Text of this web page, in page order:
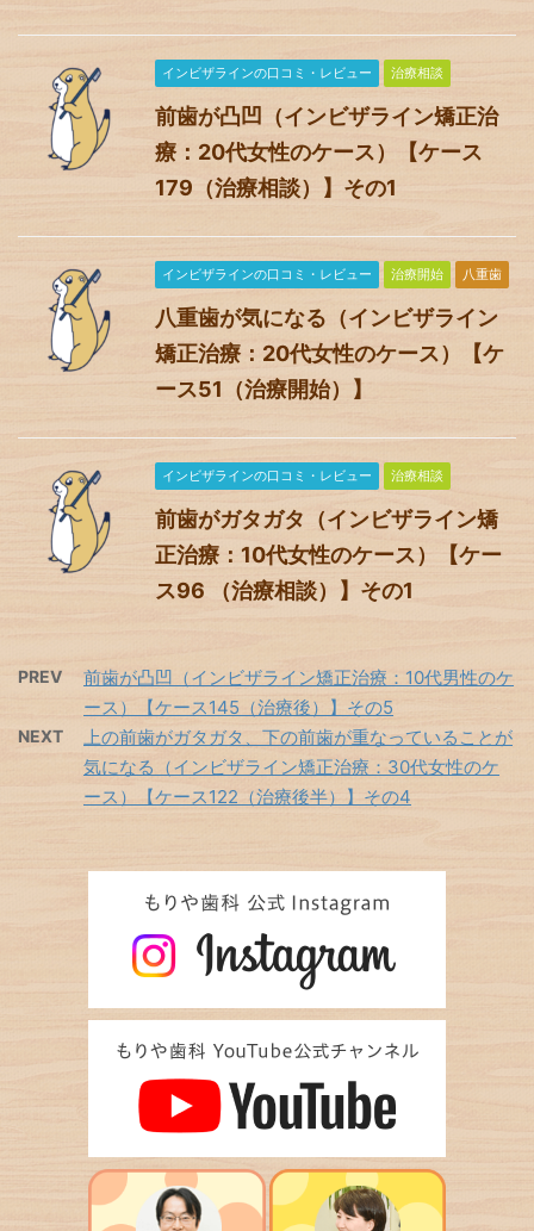
インビザラインの口コミ・レビュー 治療相談
前歯が凸凹（インビザライン矯正治
療：20代女性のケース）【ケース
179（治療相談）】その1
インビザラインの口コミ・レビュー 治療開始 八重歯
八重歯が気になる（インビザライン
矯正治療：20代女性のケース）【ケ
ース51（治療開始）】
インビザラインの口コミ・レビュー 治療相談
前歯がガタガタ（インビザライン矯
正治療：10代女性のケース）【ケー
ス96 （治療相談）】その1
PREV
前歯が凸凹（インビザライン矯正治療：10代男性のケ
ース）【ケース145（治療後）】その5
NEXT
上の前歯がガタガタ、下の前歯が重なっていることが
気になる（インビザライン矯正治療：30代女性のケ
ース）【ケース122（治療後半）】その4